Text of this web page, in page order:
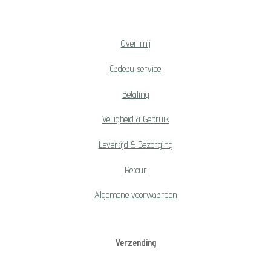
Over mij
Cadeau service
Betaling
Veiligheid & Gebruik
Levertijd & Bezorging
Retour
Algemene voorwaarden
Verzending